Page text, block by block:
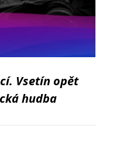
Vsetín opět
hudba